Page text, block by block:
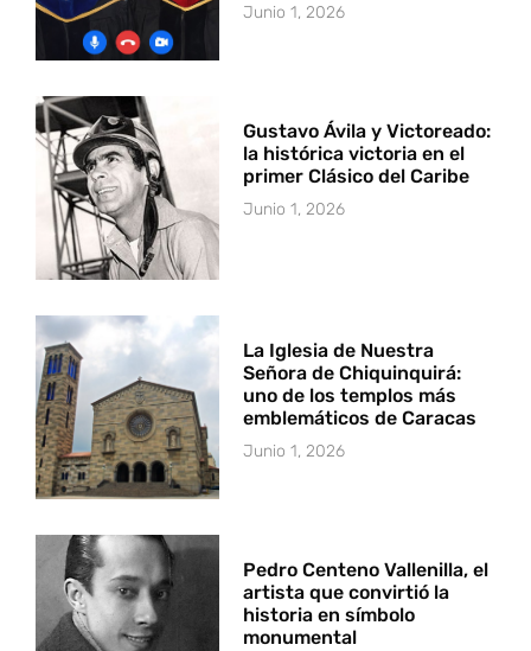
Junio 1, 2026
Gustavo Ávila y Victoreado:
la histórica victoria en el
primer Clásico del Caribe
Junio 1, 2026
La Iglesia de Nuestra
Señora de Chiquinquirá:
uno de los templos más
emblemáticos de Caracas
Junio 1, 2026
Pedro Centeno Vallenilla, el
artista que convirtió la
historia en símbolo
monumental